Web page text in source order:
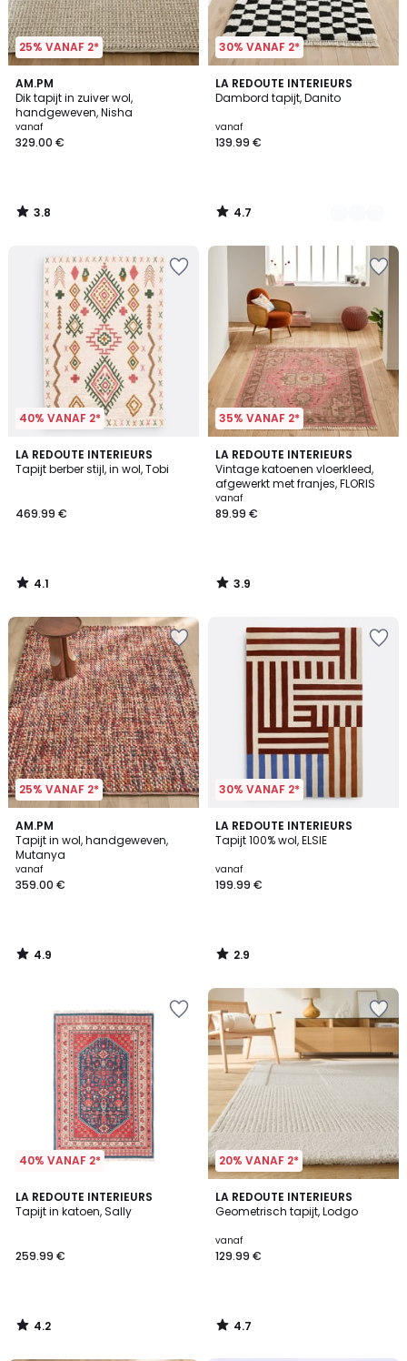
25% VANAF 2*
AM.PM
Dik tapijt in zuiver wol,
handgeweven, Nisha
vanaf
329.00 €
3.8
/ 5
3.8
/
30% VANAF 2*
LA REDOUTE INTERIEURS
Dambord tapijt, Danito
vanaf
139.99 €
4.7
/ 5
3
Kleuren
4.7
/
40% VANAF 2*
LA REDOUTE INTERIEURS
Tapijt berber stijl, in wol, Tobi
469.99 €
4.1
/ 5
4.1
/
35% VANAF 2*
LA REDOUTE INTERIEURS
Vintage katoenen vloerkleed,
afgewerkt met franjes, FLORIS
vanaf
89.99 €
3.9
/ 5
3.9
/
25% VANAF 2*
AM.PM
Tapijt in wol, handgeweven,
Mutanya
vanaf
359.00 €
4.9
/ 5
4.9
/
30% VANAF 2*
LA REDOUTE INTERIEURS
Tapijt 100% wol, ELSIE
vanaf
199.99 €
2.9
/ 5
2.9
/
40% VANAF 2*
LA REDOUTE INTERIEURS
Tapijt in katoen, Sally
259.99 €
4.2
/ 5
4.2
/
20% VANAF 2*
LA REDOUTE INTERIEURS
Geometrisch tapijt, Lodgo
vanaf
129.99 €
4.7
/ 5
4.7
/